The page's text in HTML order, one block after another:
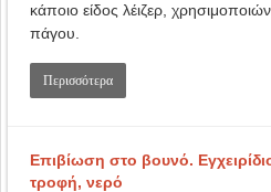
κάποιο είδος λέιζερ,
πάγου.
Περισσότερα
Επιβίωση στο βουνό.
τροφή, νερό